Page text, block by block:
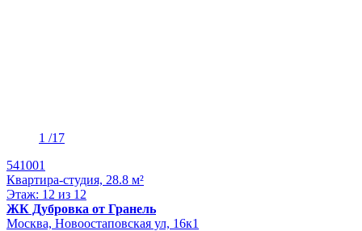
1 /17
541001
Квартира-студия, 28.8 м²
Этаж: 12 из 12
ЖК Дубровка от Гранель
Москва, Новоостаповская ул, 16к1